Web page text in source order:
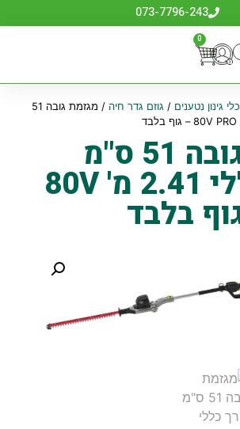
073-7796-243
0
כלי גינון נטענים / גוזם גדר חיה
/ מגזמת גובה 51
מגזמת גובה 51 ס"מ
אורך כללי 2.41 מ' 80V